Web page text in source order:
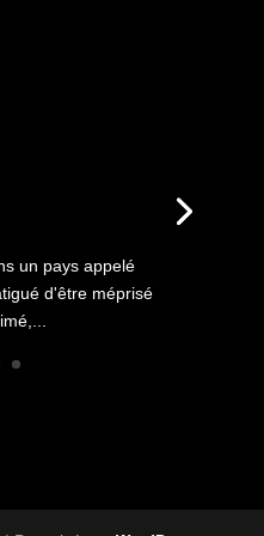
un pays appelé
d'être méprisé